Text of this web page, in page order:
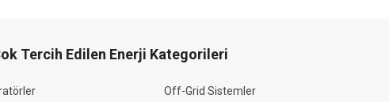
Tercih Edilen Enerji Kategorileri
Off-Grid Sistemler